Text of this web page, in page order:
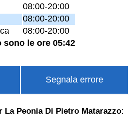
08:00-20:00
08:00-20:00
08:00-20:00
sono le ore 05:42
Segnala errore
La Peonia Di Pietro Matarazzo: